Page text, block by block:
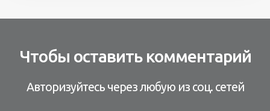
Чтобы оставить комментарий
Авторизуйтесь через любую из соц. сетей